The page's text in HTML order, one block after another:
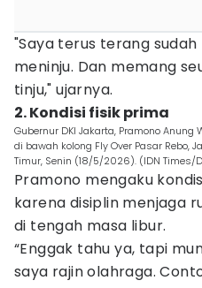
"Saya terus terang
meninju. Dan memang
tinju," ujarnya.
2. Kondisi fisik prima
Gubernur DKI Jakarta, Pramono
di bawah kolong Fly Over Pasar Rebo,
Timur, Senin (18/5/2026). (IDN Times/
Pramono mengaku
karena disiplin menjaga
di tengah masa libur.
“Enggak tahu ya, tapi
saya rajin olahraga.